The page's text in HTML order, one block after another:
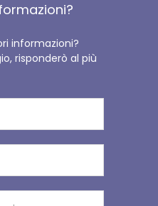
informazioni?
risponderò al più